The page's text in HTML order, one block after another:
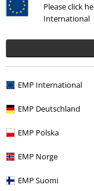
Please click
International
EMP International
EMP Deutschland
EMP Polska
EMP Norge
EMP Suomi